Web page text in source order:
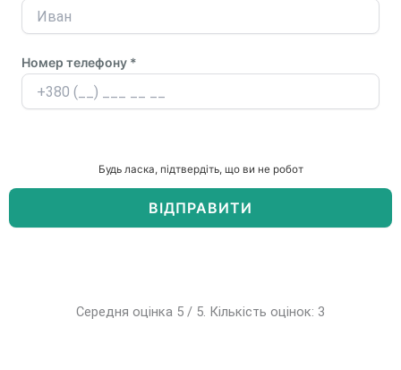
Номер телефону *
Будь ласка, підтвердіть, що ви не робот
Середня оцінка 5 / 5. Кількість оцінок: 3